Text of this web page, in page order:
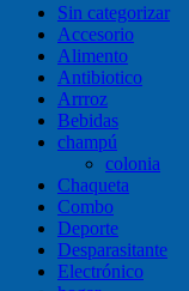
Sin categorizar
Accesorio
Alimento
Antibiotico
Arrroz
Bebidas
champú
colonia
Chaqueta
Combo
Deporte
Desparasitante
Electrónico